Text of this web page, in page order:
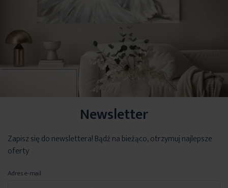
Newsletter
Zapisz się do newslettera! Bądź na bieżąco, otrzymuj najlepsze
oferty
Adres e-mail